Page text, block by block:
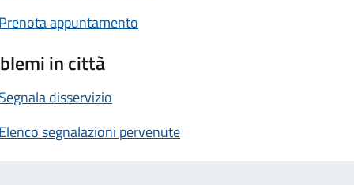
Prenota appuntamento
in città
Segnala disservizio
Elenco segnalazioni pervenute